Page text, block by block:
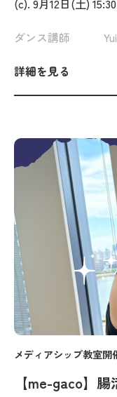
ダンス講師 Yui
詳細を見る
メディアシップ教室開
【me-gaco】